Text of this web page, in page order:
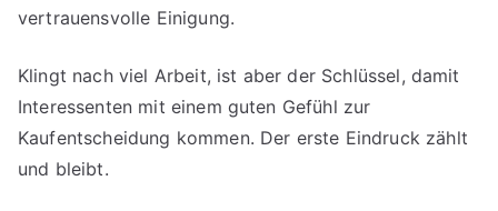
vertrauensvolle Einigung.
Klingt nach viel Arbeit, ist aber der Schlüssel, damit
Interessenten mit einem guten Gefühl zur
Kaufentscheidung kommen. Der erste Eindruck zählt
und bleibt.